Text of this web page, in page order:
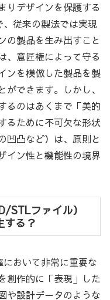
りデザインを保護する
従来の製法では実現
の製品を生み出すこと
、意匠権によって守る
ンを模倣した製品を製
できます。しかし、
るのはあくまで「美的
るために不可欠な形状
凹凸など）は、原則と
イン性と機能性の境界
STLファイル）
する？
おいて非常に重要な
創作的に「表現」した
や設計データのような